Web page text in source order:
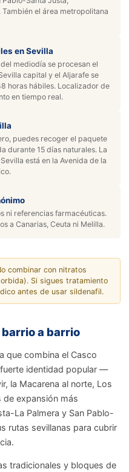
el área metropolitana
en Sevilla
mediodía se procesan el
capital y el Aljarafe se
horas hábiles. Localizador de
en tiempo real.
puedes recoger el paquete
durante 15 días naturales. La
está en la Avenida de la
ni referencias farmacéuticas.
a Canarias, Ceuta ni Melilla.
combinar con nitratos
Si sigues tratamiento
antes de usar sildenafil.
a barrio
que combina el Casco
identidad popular —
la Macarena al norte, Los
expansión más
La Palmera y San Pablo-
rutas sevillanas para cubrir
tradicionales y bloques de